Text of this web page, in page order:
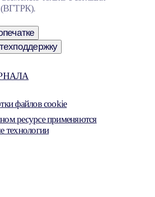
(ВГТРК).
файлов cookie
ресурсе применяются
технологии